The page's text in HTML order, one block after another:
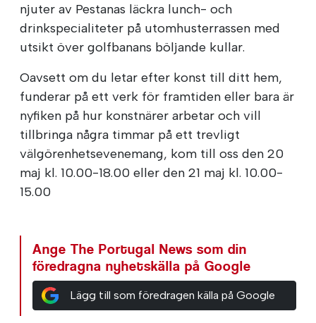
njuter av Pestanas läckra lunch- och
drinkspecialiteter på utomhusterrassen med
utsikt över golfbanans böljande kullar.
Oavsett om du letar efter konst till ditt hem,
funderar på ett verk för framtiden eller bara är
nyfiken på hur konstnärer arbetar och vill
tillbringa några timmar på ett trevligt
välgörenhetsevenemang, kom till oss den 20
maj kl. 10.00-18.00 eller den 21 maj kl. 10.00-
15.00
Ange The Portugal News som din
föredragna nyhetskälla på Google
Lägg till som föredragen källa på Google